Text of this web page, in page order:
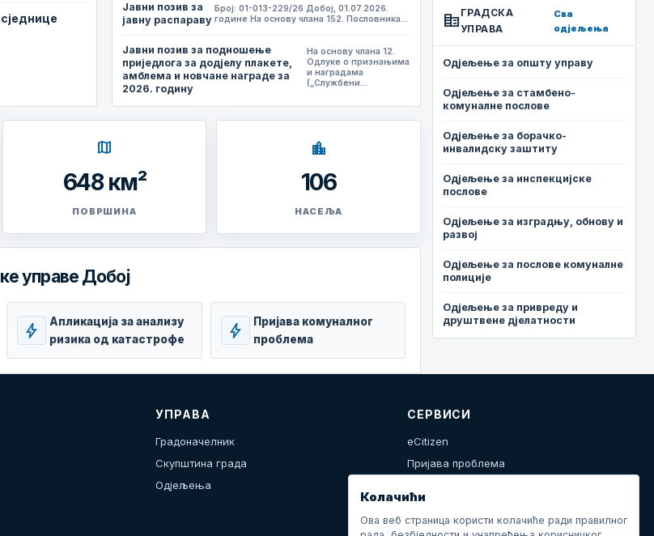
Јавни позив за
јавну распараву
Број: 01-013-229/26 Добој, 01.07.2026.
године На основу члана 152. Пословника…
Јавни позив за подношење
приједлога за додјелу плакете,
амблема и новчане награде за
2026. годину
На основу члана 12.
Одлуке о признањима
и наградама
(„Службени…
map
648 км²
ПОВРШИНА
location_city
106
НАСЕЉА
управе Добој
bolt
Апликација за анализу
ризика од катастрофе
bolt
Пријава комуналног
проблема
corporate_fare ГРАДСКА
УПРАВА
Сва
одјељења
Одјељење за општу управу
Одјељење за стамбено-
комуналне послове
Одјељење за борачко-
инвалидску заштиту
Одјељење за инспекцијске
послове
Одјељење за изградњу, обнову и
развој
Одјељење за послове комуналне
полиције
Одјељење за привреду и
друштвене дјелатности
УПРАВА
Градоначелник
Скупштина града
Одјељења
СЕРВИСИ
eCitizen
Пријава проблема
Колачићи
Ова веб страница користи колачиће ради правилног